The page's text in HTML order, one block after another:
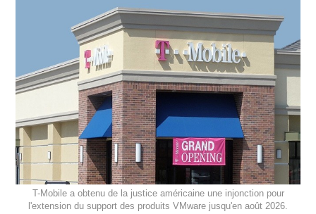
T-Mobile a obtenu de la justice américaine une injonction pour
l'extension du support des produits VMware jusqu'en août 2026.